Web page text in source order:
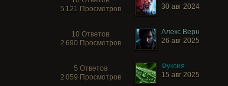
5 121 Просмотров
30 авг 2024
10 Ответов
2 690 Просмотров
Алекс Верн
26 авг 2025
5 Ответов
2 059 Просмотров
Фуксия
15 авг 2025